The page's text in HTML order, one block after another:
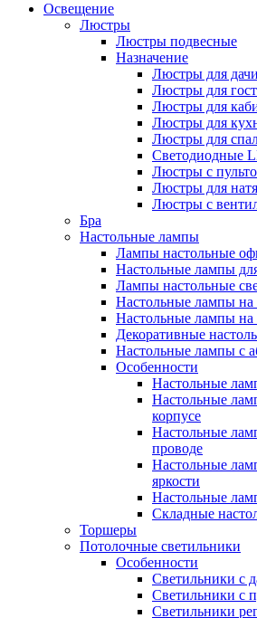
Освещение
Люстры
Люстры подвесные
Назначение
Люстры для дачи
Люстры для
Люстры для
Люстры для
Люстры для
Светодиодные
Люстры с
Люстры для
Люстры с
Бра
Настольные лампы
Лампы настольные
Настольные лампы
Лампы настольные
Настольные лампы
Настольные лампы на
Декоративные
Настольные лампы с
Особенности
Настольные
Настольные
корпусе
Настольные
проводе
Настольные
яркости
Настольные
Складные
Торшеры
Потолочные светильники
Особенности
Светильники с
Светильники с
Светильники